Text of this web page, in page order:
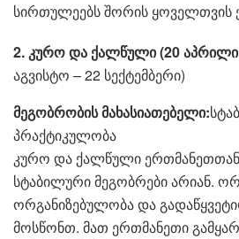
სირთულეებს შორის ყოველთვის
2. კურო და ქალწული (20 აპრილი
აგვისტო – 22 სექტემბერი)
მეგობრობის მახასიათებელი:
პრაქტიკულობა
კურო და ქალწული
სტაბილური მეგობრები არიან.
ორგანიზებულობა და
მოსწონთ. მათ ერთმანეთი